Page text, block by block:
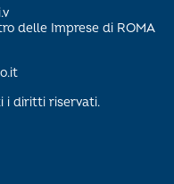
delle Imprese di ROMA
i diritti riservati.